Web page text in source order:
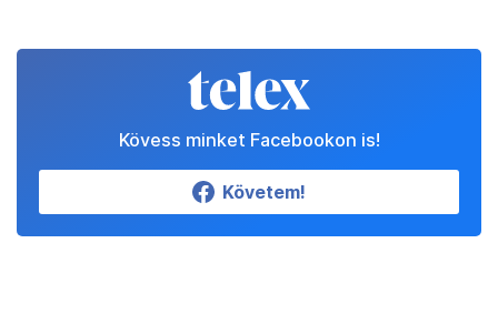
Kövess minket Facebookon is!
Követem!